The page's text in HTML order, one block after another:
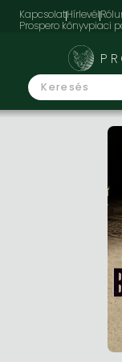
KapcsolatHírlevél
Prospero könyvpiaci